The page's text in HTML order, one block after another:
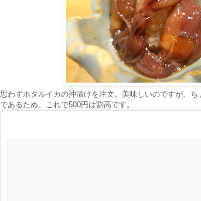
思わずホタルイカの沖漬けを注文。美味しいのですが、
であるため、これで500円は割高です。